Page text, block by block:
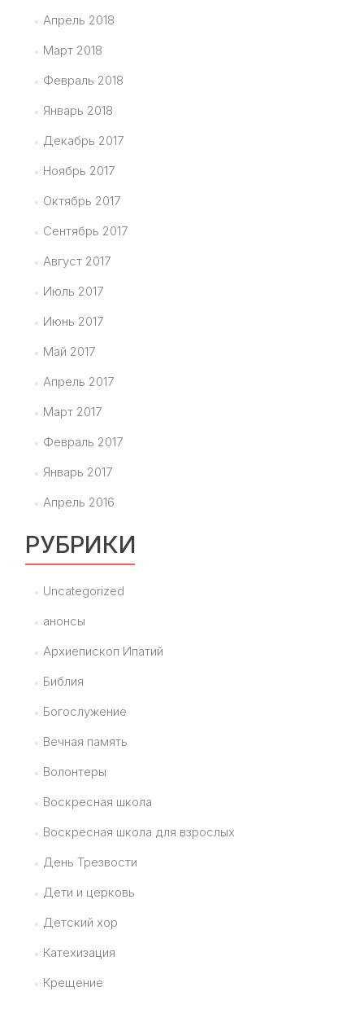
Апрель 2018
Март 2018
Февраль 2018
Январь 2018
Декабрь 2017
Ноябрь 2017
Октябрь 2017
Сентябрь 2017
Август 2017
Июль 2017
Июнь 2017
Май 2017
Апрель 2017
Март 2017
Февраль 2017
Январь 2017
Апрель 2016
РУБРИКИ
Uncategorized
анонсы
Архиепископ Ипатий
Библия
Богослужение
Вечная память
Волонтеры
Воскресная школа
Воскресная школа для взрослых
День Трезвости
Дети и церковь
Детский хор
Катехизация
Крещение